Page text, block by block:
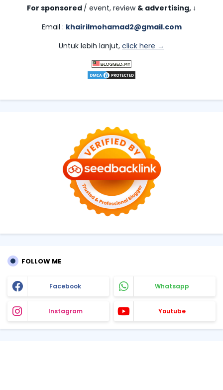
For sponsored / event, review & advertising, ↓
Email : khairilmohamad2@gmail.com
Untuk lebih lanjut, click here →
FOLLOW ME
Facebook Whatsapp
Instagram Youtube